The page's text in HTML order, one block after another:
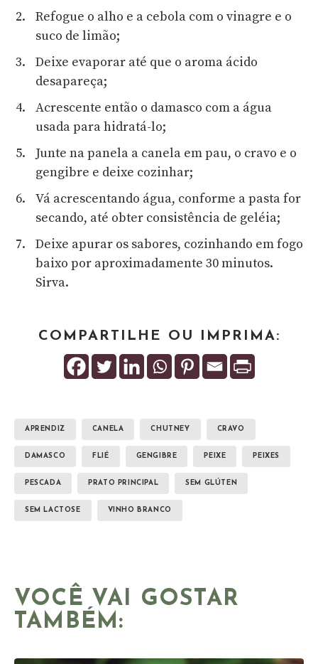
Refogue o alho e a cebola com o vinagre e o
suco de limão;
Deixe evaporar até que o aroma ácido
desapareça;
Acrescente então o damasco com a água
usada para hidratá-lo;
Junte na panela a canela em pau, o cravo e o
gengibre e deixe cozinhar;
Vá acrescentando água, conforme a pasta for
secando, até obter consistência de geléia;
Deixe apurar os sabores, cozinhando em fogo
baixo por aproximadamente 30 minutos.
Sirva.
COMPARTILHE OU IMPRIMA:
APRENDIZ CANELA CHUTNEY CRAVO
DAMASCO FLIÉ GENGIBRE PEIXE PEIXES
PESCADA PRATO PRINCIPAL SEM GLÚTEN
SEM LACTOSE VINHO BRANCO
VOCÊ VAI GOSTAR
TAMBÉM: